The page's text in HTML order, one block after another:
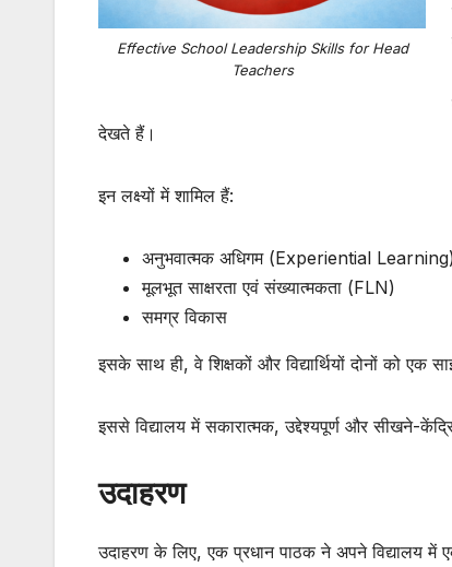
Effective School Leadership Skills for Head
Teachers
देखते हैं।
इन लक्ष्यों में शामिल हैं:
अनुभवात्मक अधिगम (Experiential
मूलभूत साक्षरता एवं संख्यात्मकता (FLN)
समग्र विकास
इसके साथ ही, वे शिक्षकों और विद्यार्थियों दोनों को एक
इससे विद्यालय में सकारात्मक, उद्देश्यपूर्ण और सीखने-
उदाहरण
उदाहरण के लिए, एक प्रधान पाठक ने अपने विद्यालय में एक